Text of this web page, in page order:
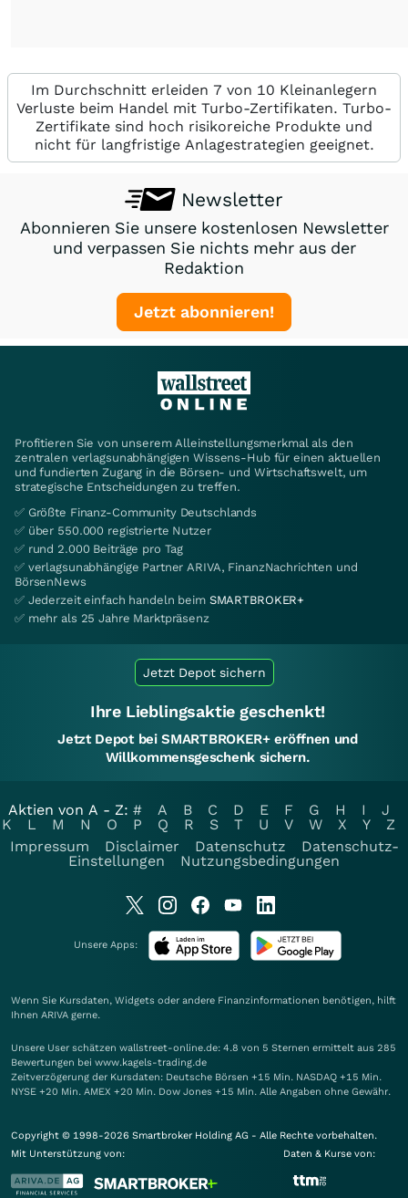
Im Durchschnitt erleiden 7 von 10 Kleinanlegern
Verluste beim Handel mit Turbo-Zertifikaten. Turbo-
Zertifikate sind hoch risikoreiche Produkte und
nicht für langfristige Anlagestrategien geeignet.
Newsletter
Abonnieren Sie unsere kostenlosen Newsletter
und verpassen Sie nichts mehr aus der
Redaktion
Jetzt abonnieren!
Profitieren Sie von unserem Alleinstellungsmerkmal als den
zentralen verlagsunabhängigen Wissens-Hub für einen aktuellen
und fundierten Zugang in die Börsen- und Wirtschaftswelt, um
strategische Entscheidungen zu treffen.
✅ Größte Finanz-Community Deutschlands
✅ über 550.000 registrierte Nutzer
✅ rund 2.000 Beiträge pro Tag
✅ verlagsunabhängige Partner ARIVA, FinanzNachrichten und
BörsenNews
✅ Jederzeit einfach handeln beim SMARTBROKER+
✅ mehr als 25 Jahre Marktpräsenz
Jetzt Depot sichern
Ihre Lieblingsaktie geschenkt!
Jetzt Depot bei SMARTBROKER+ eröffnen und
Willkommensgeschenk sichern.
Aktien von A - Z: # A B C D E F G H I
J
K
L M N O P Q R S T U V W X Y
Z
Impressum
Disclaimer Datenschutz
Datenschutz-
Einstellungen
Nutzungsbedingungen
Unsere Apps:
Wenn Sie Kursdaten, Widgets oder andere Finanzinformationen benötigen, hilft
Ihnen ARIVA gerne.
Unsere User schätzen wallstreet-online.de: 4.8 von 5 Sternen ermittelt aus 285
Bewertungen bei www.kagels-trading.de
Zeitverzögerung der Kursdaten: Deutsche Börsen +15 Min. NASDAQ +15 Min.
NYSE +20 Min. AMEX +20 Min. Dow Jones +15 Min. Alle Angaben ohne Gewähr.
Copyright © 1998-2026 Smartbroker Holding AG - Alle Rechte vorbehalten.
Mit Unterstützung von:
Daten & Kurse von: